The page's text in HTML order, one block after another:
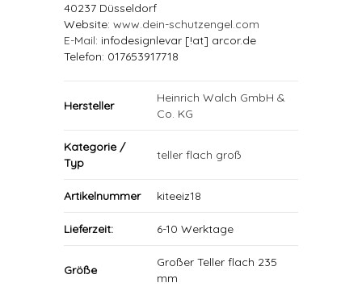
40237 Düsseldorf
Website: www.dein-schutzengel.com
E-Mail: infodesignlevar [!at] arcor.de
Telefon: 017653917718
Hersteller
Heinrich Walch GmbH &
Co. KG
Kategorie /
Typ
teller flach groß
Artikelnummer kiteeiz18
Lieferzeit: 6-10 Werktage
Größe
Großer Teller flach 235
mm